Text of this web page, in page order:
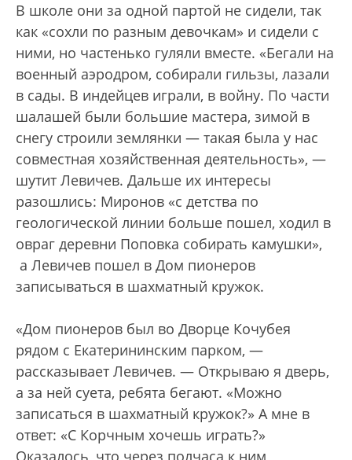
В школе они за одной партой не сидели, так
как «сохли по разным девочкам» и сидели с
ними, но частенько гуляли вместе. «Бегали на
военный аэродром, собирали гильзы, лазали
в сады. В индейцев играли, в войну. По части
шалашей были большие мастера, зимой в
снегу строили землянки — такая была у нас
совместная хозяйственная деятельность», —
шутит Левичев. Дальше их интересы
разошлись: Миронов «с детства по
геологической линии больше пошел, ходил в
овраг деревни Поповка собирать камушки»,
а Левичев пошел в Дом пионеров
записываться в шахматный кружок.
«Дом пионеров был во Дворце Кочубея
рядом с Екатерининским парком, —
рассказывает Левичев. — Открываю я дверь,
а за ней суета, ребята бегают. «Можно
записаться в шахматный кружок?» А мне в
ответ: «С Корчным хочешь играть?»